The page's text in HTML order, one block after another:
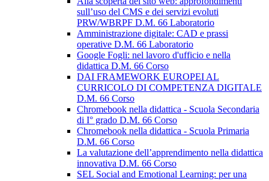
sull’uso del CMS e dei servizi evoluti
PRW/WBRPF D.M. 66 Laboratorio
Amministrazione digitale: CAD e prassi
operative D.M. 66 Laboratorio
Google Fogli: nel lavoro d'ufficio e nella
didattica D.M. 66 Corso
DAI FRAMEWORK EUROPEI AL
CURRICOLO DI COMPETENZA DIGITALE
D.M. 66 Corso
Chromebook nella didattica - Scuola Secondaria
di I° grado D.M. 66 Corso
Chromebook nella didattica - Scuola Primaria
D.M. 66 Corso
La valutazione dell’apprendimento nella didattica
innovativa D.M. 66 Corso
SEL Social and Emotional Learning: per una